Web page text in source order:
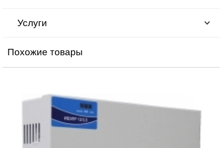
Услуги
Похожие товары